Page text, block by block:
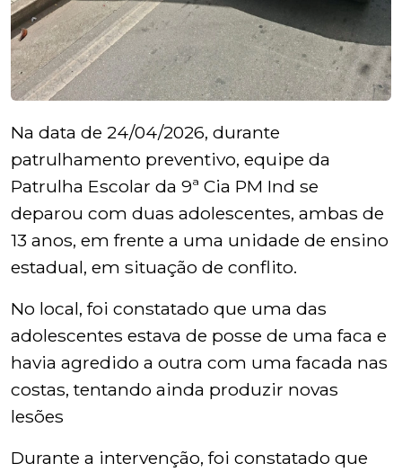
Na data de 24/04/2026, durante
patrulhamento preventivo, equipe da
Patrulha Escolar da 9ª Cia PM Ind se
deparou com duas adolescentes, ambas de
13 anos, em frente a uma unidade de ensino
estadual, em situação de conflito.
No local, foi constatado que uma das
adolescentes estava de posse de uma faca e
havia agredido a outra com uma facada nas
costas, tentando ainda produzir novas
lesões
Durante a intervenção, foi constatado que